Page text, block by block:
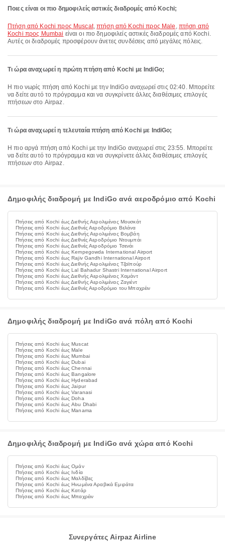
Ποιες είναι οι πιο δημοφιλείς αστικές διαδρομές από Kochi;
πτήση από Kochi προς Muscat,πτήση από Kochi προς Male , πτήση από
Kochi προς Mumbai είναι οι πιο δημοφιλείς αστικές διαδρομές από Kochi.
Αυτές οι διαδρομές προσφέρουν άνετες συνδέσεις από μεγάλες πόλεις.
Τι ώρα αναχωρεί η πρώτη πτήση από Kochi με IndiGo;
Η πιο νωρίς πτήση από Kochi με την IndiGo αναχωρεί στις 02:40. Μπορείτε
να δείτε αυτό το πρόγραμμα και να συγκρίνετε άλλες διαθέσιμες επιλογές
πτήσεων στο Airpaz.
Τι ώρα αναχωρεί η τελευταία πτήση από Kochi με IndiGo;
Η πιο αργά πτήση από Kochi με την IndiGo αναχωρεί στις 23:55. Μπορείτε
να δείτε αυτό το πρόγραμμα και να συγκρίνετε άλλες διαθέσιμες επιλογές
πτήσεων στο Airpaz.
Δημοφιλής διαδρομή με IndiGo ανά αεροδρόμιο από Kochi
Πτήσεις από Kochi έως Διεθνής Αερολιμένας Μουσκάτ
Πτήσεις από Kochi έως Διεθνές Αεροδρόμιο Βελάνα
Πτήσεις από Kochi έως Διεθνής Αερολιμένας Βομβάη
Πτήσεις από Kochi έως Διεθνές Αεροδρόμιο Ντουμπάι
Πτήσεις από Kochi έως Διεθνές Αεροδρόμιο Τσενάι
Πτήσεις από Kochi έως Kempegowda International Airport
Πτήσεις από Kochi έως Rajiv Gandhi International Airport
Πτήσεις από Kochi έως Διεθνής Αερολιμένας Τζαϊπούρ
Πτήσεις από Kochi έως Lal Bahadur Shastri International Airport
Πτήσεις από Kochi έως Διεθνής Αερολιμένας Χαμάντ
Πτήσεις από Kochi έως Διεθνής Αερολιμένας Ζαγιέντ
Πτήσεις από Kochi έως Διεθνές Αεροδρόμιο του Μπαχρέιν
Δημοφιλής διαδρομή με IndiGo ανά πόλη από Kochi
Πτήσεις από Kochi έως Muscat
Πτήσεις από Kochi έως Male
Πτήσεις από Kochi έως Mumbai
Πτήσεις από Kochi έως Dubai
Πτήσεις από Kochi έως Chennai
Πτήσεις από Kochi έως Bangalore
Πτήσεις από Kochi έως Hyderabad
Πτήσεις από Kochi έως Jaipur
Πτήσεις από Kochi έως Varanasi
Πτήσεις από Kochi έως Doha
Πτήσεις από Kochi έως Abu Dhabi
Πτήσεις από Kochi έως Manama
Δημοφιλής διαδρομή με IndiGo ανά χώρα από Kochi
Πτήσεις από Kochi έως Ομάν
Πτήσεις από Kochi έως Ινδία
Πτήσεις από Kochi έως Μαλδίβες
Πτήσεις από Kochi έως Ηνωμένα Αραβικά Εμιράτα
Πτήσεις από Kochi έως Κατάρ
Πτήσεις από Kochi έως Μπαχρέιν
Συνεργάτες Airpaz Airline